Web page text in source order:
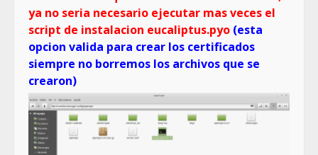
ya no seria necesario ejecutar mas veces el
script de instalacion eucaliptus.pyo (esta
opcion valida para crear los certificados
siempre no borremos los archivos que se
crearon)